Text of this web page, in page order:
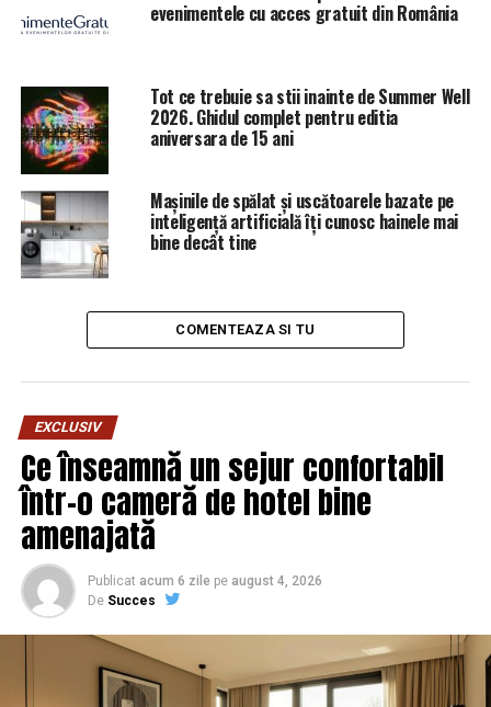
dreptului fundamental al publicului la informare,
conform căruia informarea cu privire la un subiect, fapt
sau eveniment trebuie să fie corectă, verificată şi
prezentată în mod imparţial şi cu bună-credinţă.
„Raportul de monitorizare a cuprins ştirea având ca
titluri ‘Sinecură pentru Constantinescu’;
‘Constantinescu, liber la angajări’, precum şi emisiunea
de dezbatere ‘Ediţie specială’ transmise în data de
15.04.2018”, se mai arată în comunicatul citat. (Cutov
ARTICOLE PE ACEIASI TEMA:
URMATORUL
Comunicat de presa Sindicat Equitas – Comisarul de
Prahova
NU RATATI
“Liviu Dragnea, se menține pe poziții cu ajutorul a
milioane de euro furați din bani publici și că în PSD nu
mai poți face carieră decît dacă provii din PRM, PD sau
Teleorman”
evenimentele cu acces gratuit din România
Tot ce trebuie sa stii inainte de Summer Well
2026. Ghidul complet pentru editia
aniversara de 15 ani
Mașinile de spălat și uscătoarele bazate pe
inteligență artificială îți cunosc hainele mai
bine decât tine
COMENTEAZA SI TU
EXCLUSIV
Ce înseamnă un sejur confortabil
într-o cameră de hotel bine
amenajată
Publicat acum 6 zile pe august 4, 2026
De Succes